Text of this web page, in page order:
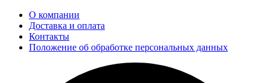
О компании
Доставка и оплата
Контакты
Положение об обработке персональных данных